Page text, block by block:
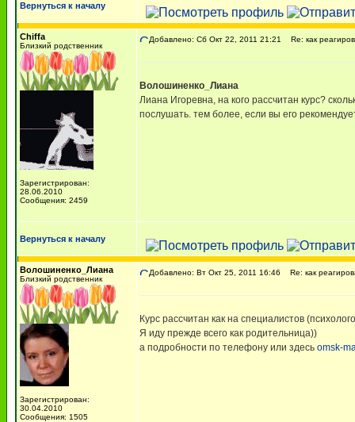
Вернуться к началу
Chiffa
Близкий родственник
Зарегистрирован:
28.06.2010
Сообщения: 2459
Добавлено: Сб Окт 22, 2011 21:21 Re: как
Волошиненко_Лиана
Лиана Игоревна, на кого рассчитан курс?
послушать. тем более, если вы его
Вернуться к началу
Волошиненко_Лиана
Близкий родственник
Зарегистрирован:
30.04.2010
Сообщения: 1505
Добавлено: Вт Окт 25, 2011 16:46 Re: как
Курс рассчитан как на специалистов
Я иду прежде всего как родительница))
а подробности по телефону или здесь omsk-